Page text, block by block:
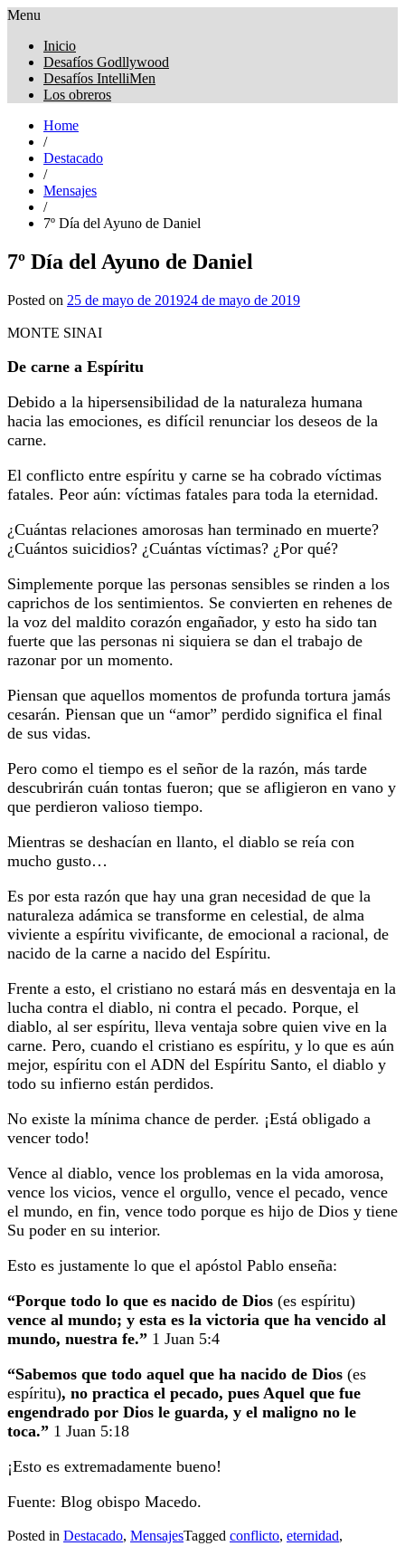
Obreros Universal
Menu
Inicio
Desafíos Godllywood
Desafíos IntelliMen
Los obreros
Home
/
Destacado
/
Mensajes
/
7º Día del Ayuno de Daniel
7º Día del Ayuno de Daniel
Posted on 25 de mayo de 201924 de mayo de 2019
MONTE SINAI
De carne a Espíritu
Debido a la hipersensibilidad de la naturaleza humana
hacia las emociones, es difícil renunciar los deseos de la
carne.
El conflicto entre espíritu y carne se ha cobrado víctimas
fatales. Peor aún: víctimas fatales para toda la eternidad.
¿Cuántas relaciones amorosas han terminado en muerte?
¿Cuántos suicidios? ¿Cuántas víctimas? ¿Por qué?
Simplemente porque las personas sensibles se rinden a los
caprichos de los sentimientos. Se convierten en rehenes de
la voz del maldito corazón engañador, y esto ha sido tan
fuerte que las personas ni siquiera se dan el trabajo de
razonar por un momento.
Piensan que aquellos momentos de profunda tortura jamás
cesarán. Piensan que un “amor” perdido significa el final
de sus vidas.
Pero como el tiempo es el señor de la razón, más tarde
descubrirán cuán tontas fueron; que se afligieron en vano y
que perdieron valioso tiempo.
Mientras se deshacían en llanto, el diablo se reía con
mucho gusto…
Es por esta razón que hay una gran necesidad de que la
naturaleza adámica se transforme en celestial, de alma
viviente a espíritu vivificante, de emocional a racional, de
nacido de la carne a nacido del Espíritu.
Frente a esto, el cristiano no estará más en desventaja en la
lucha contra el diablo, ni contra el pecado. Porque, el
diablo, al ser espíritu, lleva ventaja sobre quien vive en la
carne. Pero, cuando el cristiano es espíritu, y lo que es aún
mejor, espíritu con el ADN del Espíritu Santo, el diablo y
todo su infierno están perdidos.
No existe la mínima chance de perder. ¡Está obligado a
vencer todo!
Vence al diablo, vence los problemas en la vida amorosa,
vence los vicios, vence el orgullo, vence el pecado, vence
el mundo, en fin, vence todo porque es hijo de Dios y tiene
Su poder en su interior.
Esto es justamente lo que el apóstol Pablo enseña:
“Porque todo lo que es nacido de Dios (es espíritu)
vence al mundo; y esta es la victoria que ha vencido al
mundo, nuestra fe.” 1 Juan 5:4
“Sabemos que todo aquel que ha nacido de Dios (es
espíritu), no practica el pecado, pues Aquel que fue
engendrado por Dios le guarda, y el maligno no le
toca.” 1 Juan 5:18
¡Esto es extremadamente bueno!
Fuente: Blog obispo Macedo.
Posted in Destacado, MensajesTagged conflicto, eternidad,